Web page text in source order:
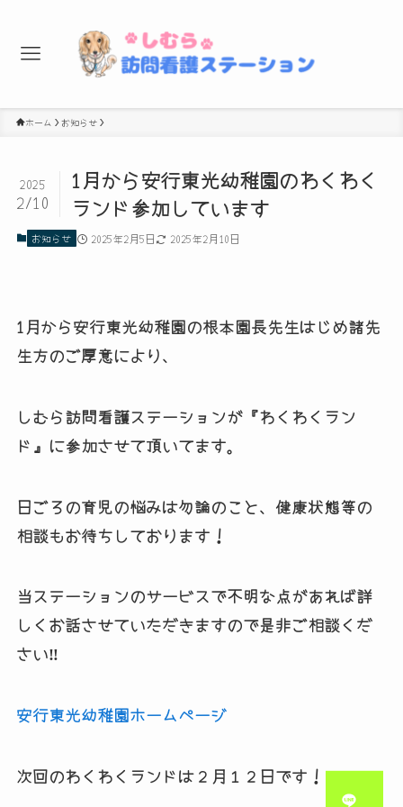
ホーム お知らせ
1月から安行東光幼稚園のわくわく
ランド参加しています
2025
2/10
お知らせ 2025年2月5日 2025年2月10日
1月から安行東光幼稚園の根本園長先生はじめ諸先
生方のご厚意により、
しむら訪問看護ステーションが『わくわくラン
ド』に参加させて頂いてます。
日ごろの育児の悩みは勿論のこと、健康状態等の
相談もお待ちしております！
当ステーションのサービスで不明な点があれば詳
しくお話させていただきますので是非ご相談くだ
さい‼
安行東光幼稚園ホームページ
次回のわくわくランドは２月１２日です！